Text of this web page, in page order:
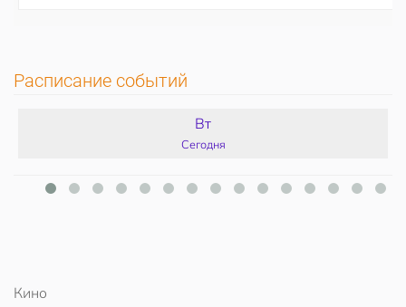
Расписание событий
Вт
Сегодня
Кино